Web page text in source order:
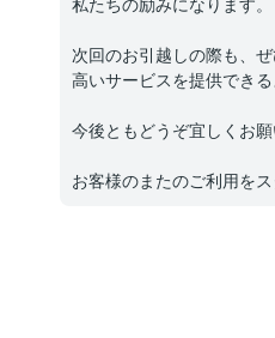
私たちの励みになります。
次回のお引越しの際も、
高いサービスを提供できる
今後ともどうぞ宜しくお願
お客様のまたのご利用を